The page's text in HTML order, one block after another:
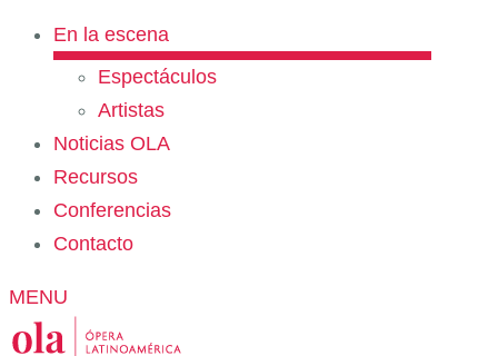
En la escena
Espectáculos
Artistas
Noticias OLA
Recursos
Conferencias
Contacto
MENU